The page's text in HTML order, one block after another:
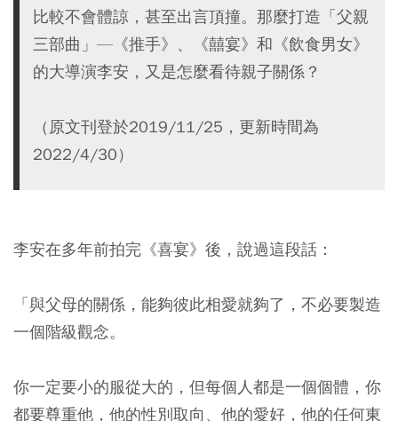
比較不會體諒，甚至出言頂撞。那麼打造「父親
三部曲」—《推手》、《囍宴》和《飲食男女》
的大導演李安，又是怎麼看待親子關係？
（原文刊登於2019/11/25，更新時間為
2022/4/30）
李安在多年前拍完《喜宴》後，說過這段話：
「與父母的關係，能夠彼此相愛就夠了，不必要製造
一個階級觀念。
你一定要小的服從大的，但每個人都是一個個體，你
都要尊重他，他的性別取向、他的愛好，他的任何東